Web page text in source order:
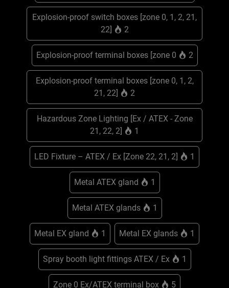
Explosion-proof switch boxes [zone 0, 1, 2, 21,
22]
2
Explosion-proof terminal boxes [zone 0 2
Explosion-proof terminal boxes [zone 0, 1, 2,
21, 22]
2
Hazardous Zone Lighting [Ex / ATEX - Zone
21, 22, 2]
1
LED Fixture – ATEX / Ex [Zone 22, 21, 2] 1
Metal ATEX gland 1
Metal ATEX glands 1
Metal EX gland 1 Metal EX glands 1
Spray booth light fittings ATEX / Ex 1
Zone 0 Ex/ATEX terminal box 5